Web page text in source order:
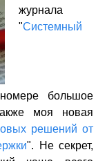
журнала
"Системный
большое
моя новая
решений от
". Не секрет,